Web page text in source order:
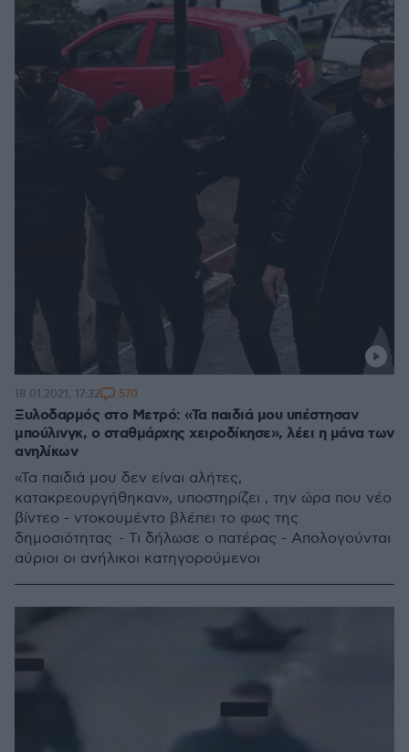
Ξυλοδαρμός στο Μετρό: «Τα παιδιά μου υπέστησαν
μπούλινγκ, ο σταθμάρχης χειροδίκησε», λέει η μάνα των
ανηλίκων
«Τα παιδιά μου δεν είναι αλήτες,
κατακρεουργήθηκαν», υποστηρίζει , την ώρα που νέο
βίντεο - ντοκουμέντο βλέπει το φως της
δημοσιότητας - Τι δήλωσε ο πατέρας - Απολογούνται
αύριοι οι ανήλικοι κατηγορούμενοι
18.01.2021, 17:32 570